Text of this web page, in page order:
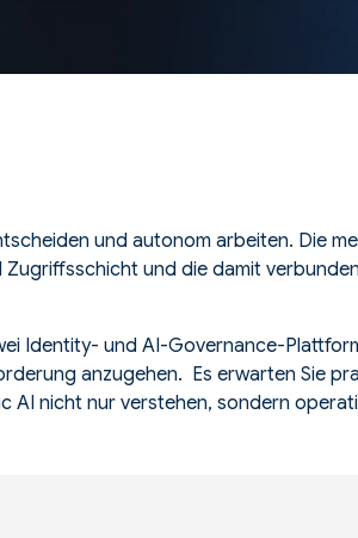
und autonom arbeiten. Die
und die damit
Identity- und AI-Governance-
anzugehen. Es erwarten Sie
AI nicht nur verstehen, sondern